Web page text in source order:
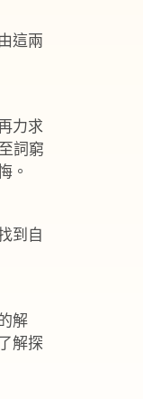
這兩
力求
詞窮
。
到自
解
解探